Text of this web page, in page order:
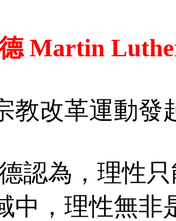
Martin
教改革運動
認為，理性
中，理性無非